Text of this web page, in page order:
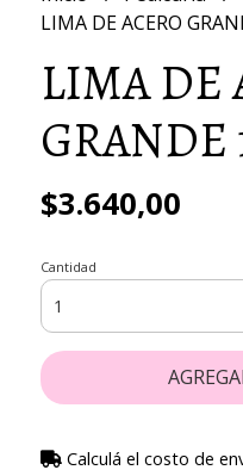
LIMA DE ACERO
LIMA DE
GRANDE
$3.640,00
Cantidad
Calculá el costo de